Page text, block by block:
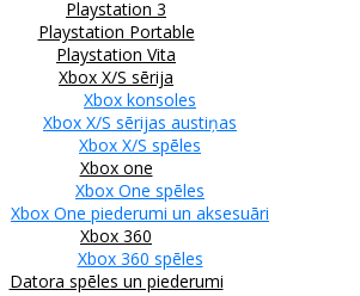
Playstation 3
Playstation Portable
Playstation Vita
Xbox X/S sērija
Xbox konsoles
Xbox X/S sērijas austiņas
Xbox X/S spēles
Xbox one
Xbox One spēles
Xbox One piederumi un aksesuāri
Xbox 360
Xbox 360 spēles
Datora spēles un piederumi